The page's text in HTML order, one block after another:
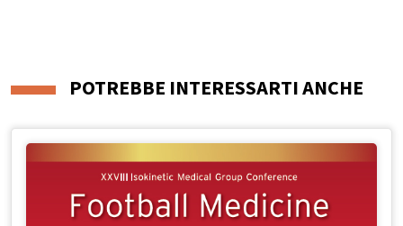
POTREBBE INTERESSARTI ANCHE